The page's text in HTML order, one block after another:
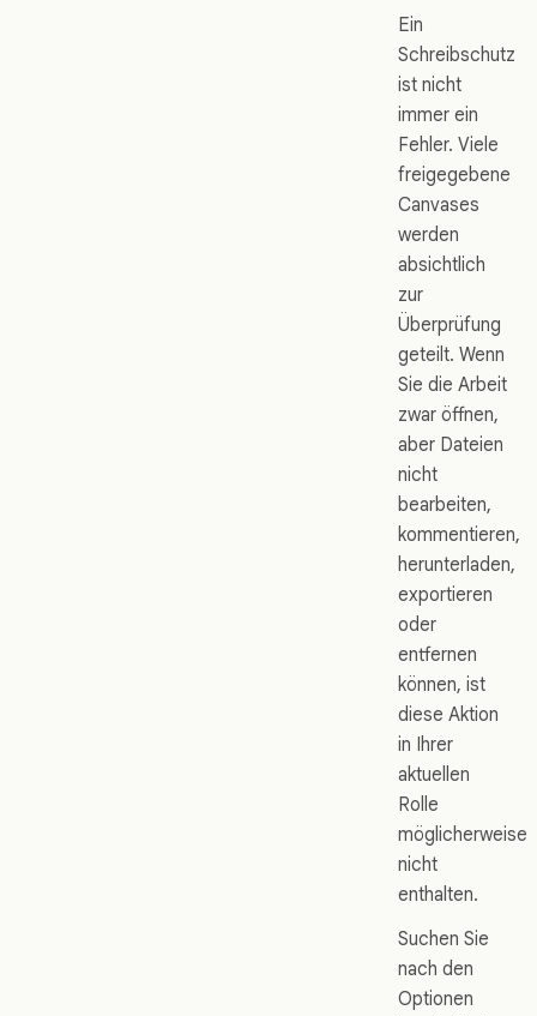
Ein
Schreibschutz
ist nicht
immer ein
Fehler. Viele
freigegebene
Canvases
werden
absichtlich
zur
Überprüfung
geteilt. Wenn
Sie die Arbeit
zwar öffnen,
aber Dateien
nicht
bearbeiten,
kommentieren,
herunterladen,
exportieren
oder
entfernen
können, ist
diese Aktion
in Ihrer
aktuellen
Rolle
möglicherweise
nicht
enthalten.
Suchen Sie
nach den
Optionen